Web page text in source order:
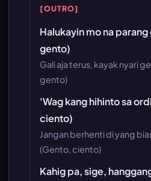
[OUTRO]
Halukayin mo na
gento)
Gali aja terus, kayak nyari
gento)
'Wag kang hihinto sa
ciento)
Jangan berhenti di yang
(Gento, ciento)
Kahig pa, sige,